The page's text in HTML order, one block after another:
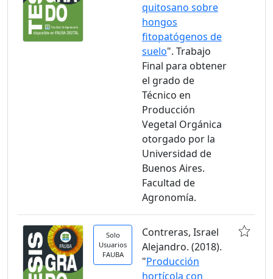
quitosano sobre
hongos
fitopatógenos de
suelo". Trabajo
Final para obtener
el grado de
Técnico en
Producción
Vegetal Orgánica
otorgado por la
Universidad de
Buenos Aires.
Facultad de
Agronomía.
Solo
Usuarios
FAUBA
Contreras, Israel
Alejandro. (2018).
"Producción
hortícola con